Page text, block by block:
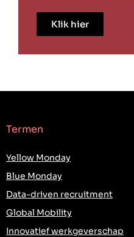
Klik hier
Termen
Yellow Monday
Blue Monday
Data-driven recruitment
Global Mobility
Innovatief werkgeverschap